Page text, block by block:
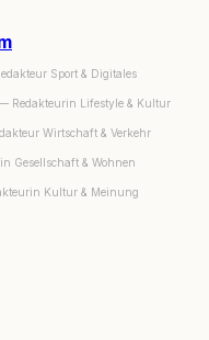
Sport & Digitales
Redakteurin Lifestyle & Kultur
Wirtschaft & Verkehr
Gesellschaft & Wohnen
Kultur & Meinung